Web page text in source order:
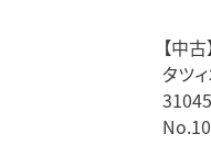
アーミンシュ
IWC 表参道ブティック
【中
タツ